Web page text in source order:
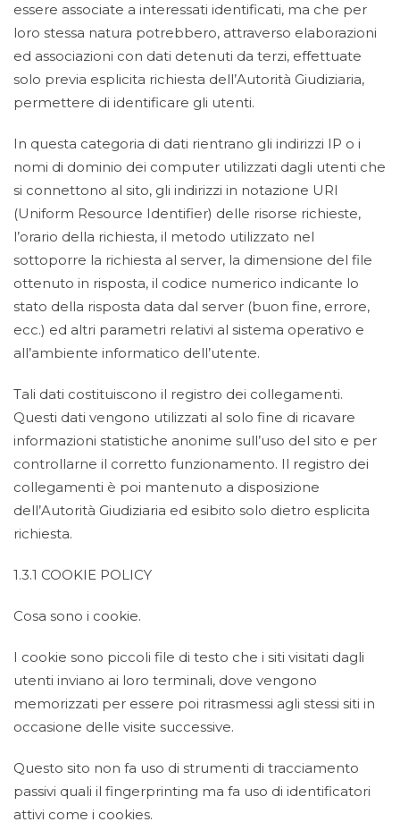
essere associate a interessati identificati, ma che per
loro stessa natura potrebbero, attraverso elaborazioni
ed associazioni con dati detenuti da terzi, effettuate
solo previa esplicita richiesta dell’Autorità Giudiziaria,
permettere di identificare gli utenti.
In questa categoria di dati rientrano gli indirizzi IP o i
nomi di dominio dei computer utilizzati dagli utenti che
si connettono al sito, gli indirizzi in notazione URI
(Uniform Resource Identifier) delle risorse richieste,
l’orario della richiesta, il metodo utilizzato nel
sottoporre la richiesta al server, la dimensione del file
ottenuto in risposta, il codice numerico indicante lo
stato della risposta data dal server (buon fine, errore,
ecc.) ed altri parametri relativi al sistema operativo e
all’ambiente informatico dell’utente.
Tali dati costituiscono il registro dei collegamenti.
Questi dati vengono utilizzati al solo fine di ricavare
informazioni statistiche anonime sull’uso del sito e per
controllarne il corretto funzionamento. Il registro dei
collegamenti è poi mantenuto a disposizione
dell’Autorità Giudiziaria ed esibito solo dietro esplicita
richiesta.
1.3.1 COOKIE POLICY
Cosa sono i cookie.
I cookie sono piccoli file di testo che i siti visitati dagli
utenti inviano ai loro terminali, dove vengono
memorizzati per essere poi ritrasmessi agli stessi siti in
occasione delle visite successive.
Questo sito non fa uso di strumenti di tracciamento
passivi quali il fingerprinting ma fa uso di identificatori
attivi come i cookies.